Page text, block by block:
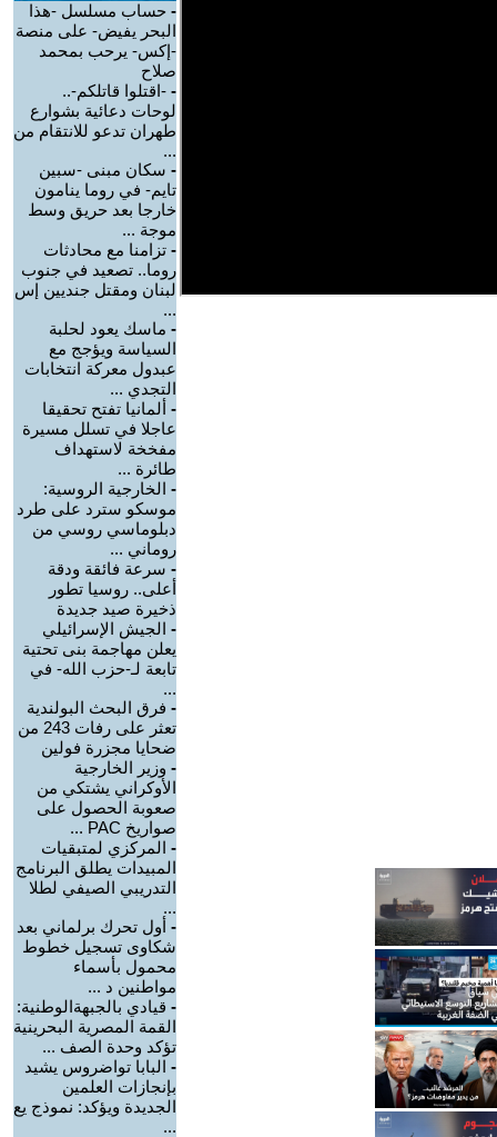
- حساب مسلسل -هذا
البحر يفيض- على منصة
-إكس- يرحب بمحمد
صلاح
- -اقتلوا قاتلكم-..
لوحات دعائية بشوارع
طهران تدعو للانتقام من
...
- سكان مبنى -سبين
تايم- في روما ينامون
خارجا بعد حريق وسط
موجة ...
- تزامنا مع محادثات
روما.. تصعيد في جنوب
لبنان ومقتل جنديين إس
...
- ماسك يعود لحلبة
السياسة ويؤجج مع
عبدول معركة انتخابات
التجدي ...
- ألمانيا تفتح تحقيقا
عاجلا في تسلل مسيرة
مفخخة لاستهداف
طائرة ...
- الخارجية الروسية:
موسكو سترد على طرد
دبلوماسي روسي من
روماني ...
- سرعة فائقة ودقة
أعلى.. روسيا تطور
ذخيرة صيد جديدة
- الجيش الإسرائيلي
يعلن مهاجمة بنى تحتية
تابعة لـ-حزب الله- في
...
- فرق البحث البولندية
تعثر على رفات 243 من
ضحايا مجزرة فولين
- وزير الخارجية
الأوكراني يشتكي من
صعوبة الحصول على
صواريخ PAC ...
- المركزي لمتبقيات
المبيدات يطلق البرنامج
التدريبي الصيفي لطلا
...
- أول تحرك برلماني بعد
شكاوى تسجيل خطوط
محمول بأسماء
مواطنين د ...
- قيادي بالجبهةالوطنية:
القمة المصرية البحرينية
تؤكد وحدة الصف ...
- البابا تواضروس يشيد
بإنجازات العلمين
الجديدة ويؤكد: نموذج يع
...